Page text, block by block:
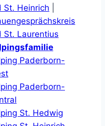
St. Heinrich
St. Laurentius
Paderborn-
Paderborn-
St. Hedwig